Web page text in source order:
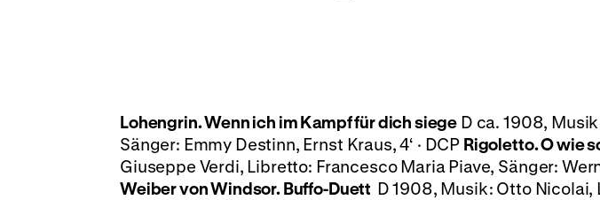
Lohengrin. Wenn ich im Kampf für dich siege D ca. 1908,
Sänger: Emmy Destinn, Ernst Kraus, 4‘ · DCP Rigoletto. O wie
Giuseppe Verdi, Libretto: Francesco Maria Piave, Sänger:
Weiber von Windsor. Buffo-Duett D 1908, Musik: Otto